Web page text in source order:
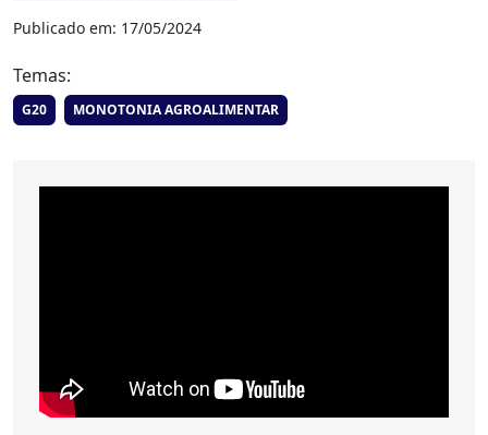
Publicado em: 17/05/2024
Temas:
G20 MONOTONIA AGROALIMENTAR